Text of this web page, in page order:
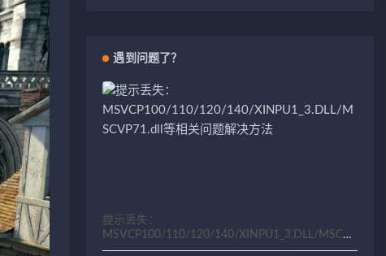
遇到问题了？
提示丢失：
MSVCP100/110/120/140/XINPU1_3.DLL/MSCV
P71.dll等相关问题解决方法